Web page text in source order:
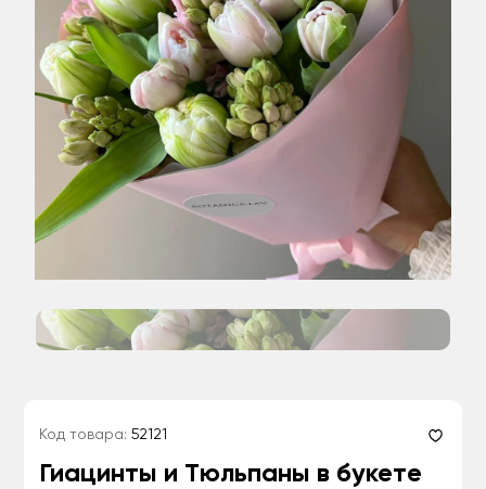
Код товара: 52121
Гиацинты и Тюльпаны в букете